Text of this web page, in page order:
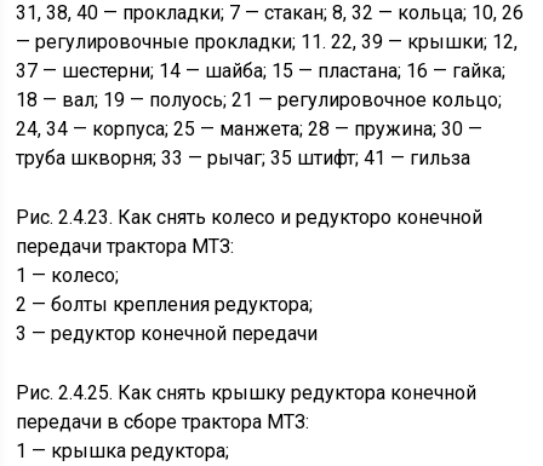
31, 38, 40 — прокладки; 7 — стакан; 8, 32 — кольца; 10, 26
— регулировочные прокладки; 11. 22, 39 — крышки; 12,
37 — шестерни; 14 — шайба; 15 — пластана; 16 — гайка;
18 — вал; 19 — полуось; 21 — регулировочное кольцо;
24, 34 — корпуса; 25 — манжета; 28 — пружина; 30 —
труба шкворня; 33 — рычаг; 35 штифт; 41 — гильза
Рис. 2.4.23. Как снять колесо и редукторо конечной
передачи трактора МТЗ:
1 — колесо;
2 — болты крепления редуктора;
3 — редуктор конечной передачи
Рис. 2.4.25. Как снять крышку редуктора конечной
передачи в сборе трактора МТЗ:
1 — крышка редуктора;